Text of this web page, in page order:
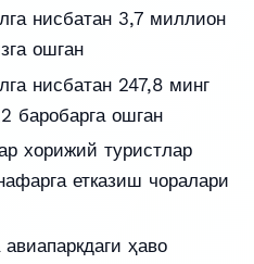
нисбатан 3,7 миллион
ошган
нисбатан 247,8 минг
баробарга ошган
хорижий туристлар
етказиш чоралари
ҳаво